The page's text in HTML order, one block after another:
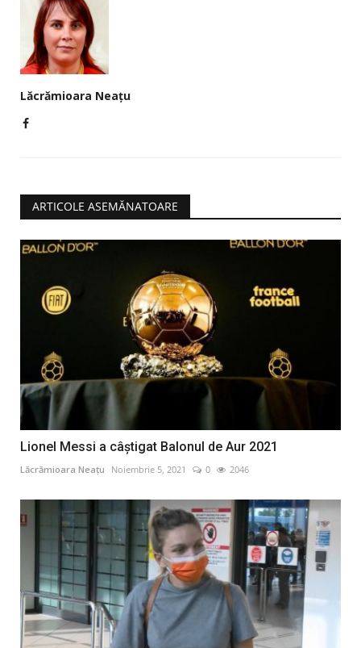
Lăcrămioara Neațu
ARTICOLE ASEMĂNATOARE
Lionel Messi a câștigat Balonul de Aur 2021
Lăcrămioara Neațu Noiembrie 5, 2021 0 2046